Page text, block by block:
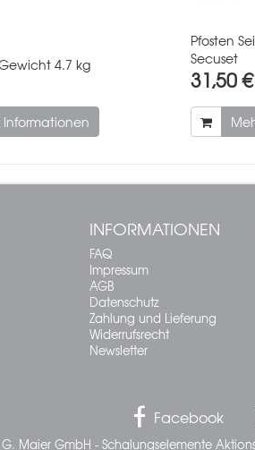
4.7 kg
Informationen
Pfosten
Secuset
31,50 €
INFORMATIONEN
FAQ
Impressum
AGB
Datenschutz
Zahlung und Lieferung
Widerrufsrecht
Newsletter
Facebook
G. Maier GmbH - Schalungselemente